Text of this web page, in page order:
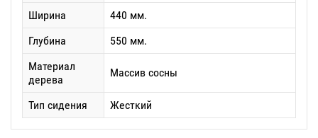
Ширина
440 мм.
Глубина
550 мм.
Материал
дерева
Массив сосны
Тип сидения Жесткий